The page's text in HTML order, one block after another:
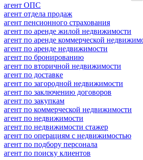
агент ОПС
агент отдела продаж
агент пенсионного страхования
агент по аренде жилой недвижимости
агент по аренде коммерческой
агент по аренде недвижимости
агент по бронированию
агент по вторичной недвижимости
агент по доставке
агент по загородной недвижимости
агент по заключению договоров
агент по закупкам
агент по коммерческой недвижимости
агент по недвижимости
агент по недвижимости стажер
агент по операциям с недвижимостью
агент по подбору персонала
агент по поиску клиентов